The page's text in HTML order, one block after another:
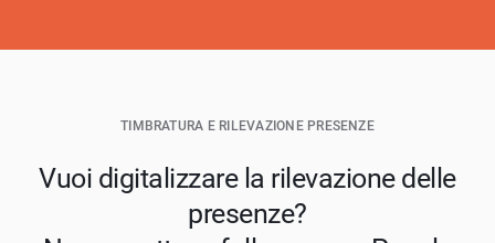
TIMBRATURA E RILEVAZIONE PRESENZE
Vuoi digitalizzare la rilevazione delle
presenze?